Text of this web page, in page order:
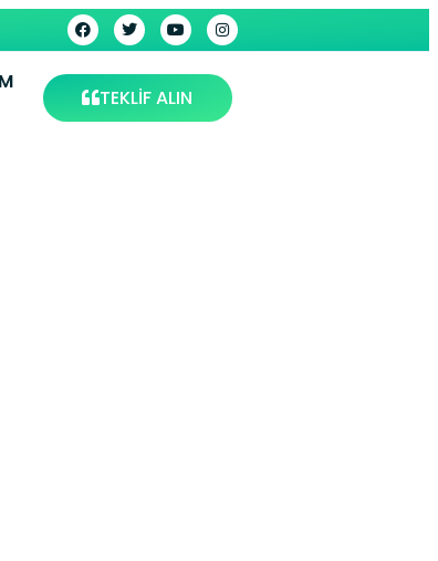
TEKLİF ALIN